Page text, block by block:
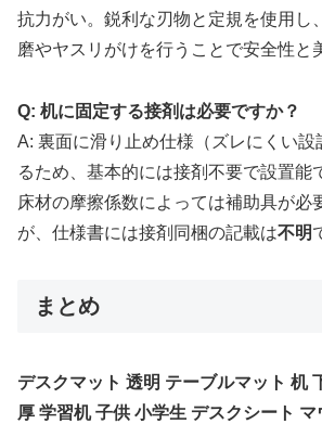
抗力がい。鋭利な刃物と定規を使用し
磨やヤスリがけを行うことで安全性と
Q: 机に固定する接剤は必要ですか？
A: 裏面に滑り止め仕様（ズレにくい設
るため、基本的には接剤不要で設置能
床材の摩擦係数によっては補助具が必
が、仕様書には接剤同梱の記載は不明
まとめ
デスクマット 透明 テーブルマット 机
厚 学習机 子供 小学生 デスクシート